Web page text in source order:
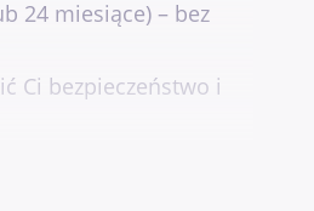
24 miesiące) – bez
Ci bezpieczeństwo i